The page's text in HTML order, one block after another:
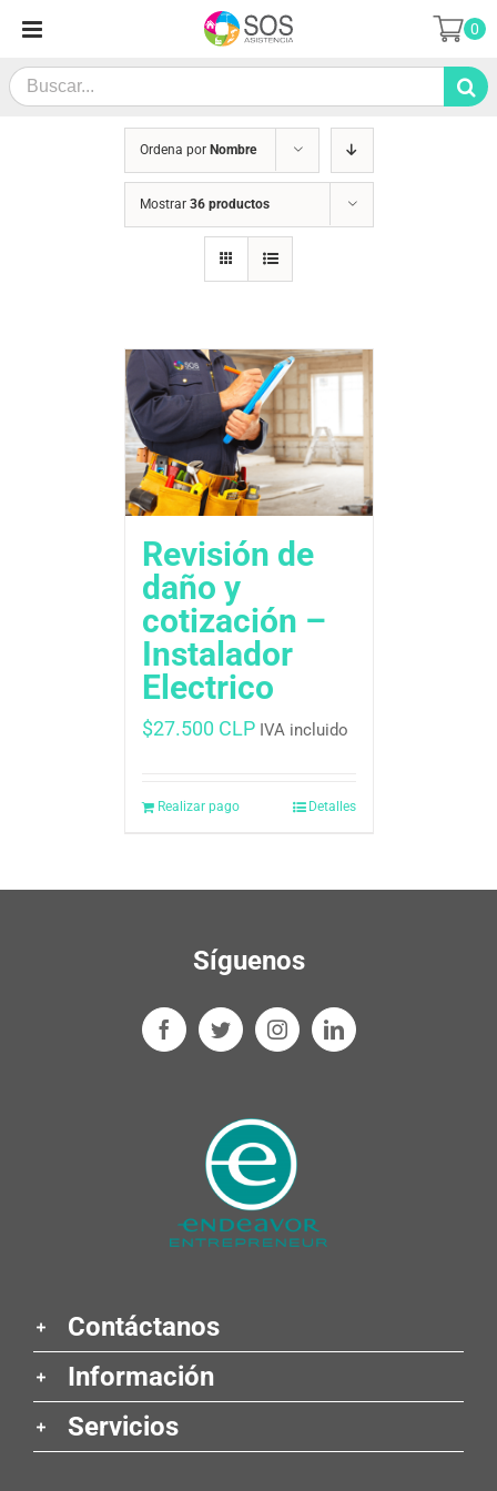
contenido
Search
for:
0
Ordena por Nombre
Mostrar 36 productos
Revisión de
daño y
cotización –
Instalador
Electrico
$27.500 CLP IVA incluido
Realizar pago Detalles
Síguenos
Contáctanos
Información
Servicios